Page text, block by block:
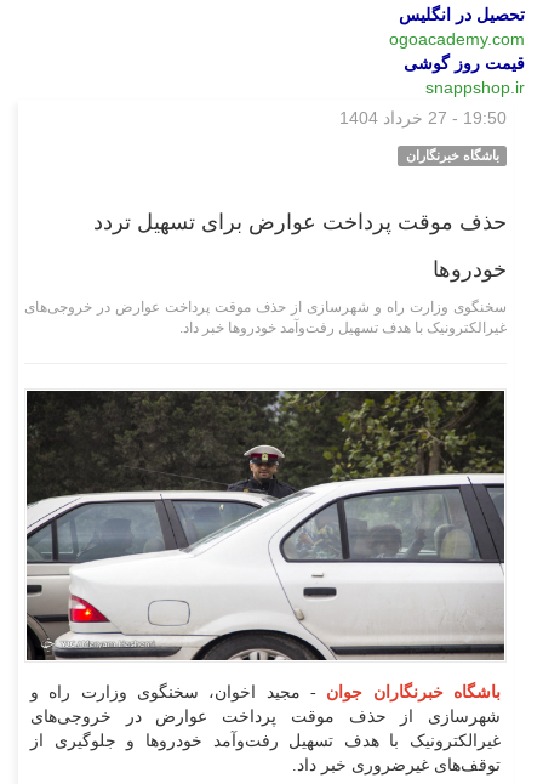
تحصیل در انگلیس
ogoacademy.com
قیمت روز گوشی
snappshop.ir
19:50 - 27 خرداد 1404
باشگاه خبرنگاران
حذف موقت پرداخت عوارض برای تسهیل تردد
خودرو‌ها
سخنگوی وزارت راه و شهرسازی از حذف موقت پرداخت عوارض در خروجی‌های
غیرالکترونیک با هدف تسهیل رفت‌وآمد خودرو‌ها خبر داد.
باشگاه خبرنگاران جوان - مجید اخوان، سخنگوی وزارت راه و
شهرسازی از حذف موقت پرداخت عوارض در خروجی‌های
غیرالکترونیک با هدف تسهیل رفت‌وآمد خودرو‌ها و جلوگیری از
توقف‌های غیرضروری خبر داد.